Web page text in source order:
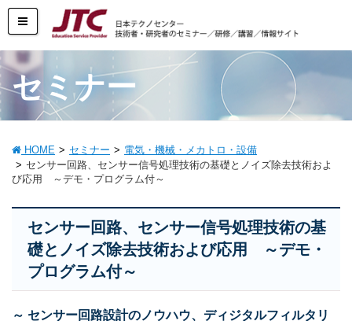
セミナー
HOME セミナー
電気・機械・メカトロ・設備
センサー回路、センサー信号処理技術の基礎とノイズ除去技術およ
び応用 ～デモ・プログラム付～
センサー回路、センサー信号処理技術の基
礎とノイズ除去技術および応用 ～デモ・
プログラム付～
～ センサー回路設計のノウハウ、ディジタルフィルタリ